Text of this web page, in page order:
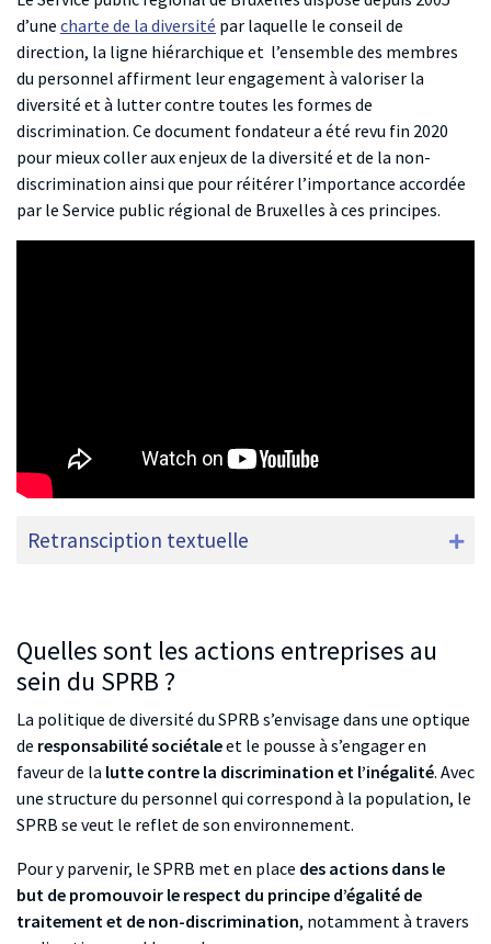
d’une charte de la diversité par laquelle le conseil de
direction, la ligne hiérarchique et l’ensemble des membres
du personnel affirment leur engagement à valoriser la
diversité et à lutter contre toutes les formes de
discrimination. Ce document fondateur a été revu fin 2020
pour mieux coller aux enjeux de la diversité et de la non-
discrimination ainsi que pour réitérer l’importance accordée
par le Service public régional de Bruxelles à ces principes.
Retransciption textuelle
Quelles sont les actions entreprises au
sein du SPRB ?
La politique de diversité du SPRB s’envisage dans une optique
de responsabilité sociétaleet le pousse à s’engager en
faveur de la lutte contre la discrimination et l’inégalité. Avec
une structure du personnel qui correspond à la population, le
SPRB se veut le reflet de son environnement.
Pour y parvenir, le SPRB met en place des actions dans le
but de promouvoir le respect du principe d’égalité de
traitement et de non-discrimination, notamment à travers